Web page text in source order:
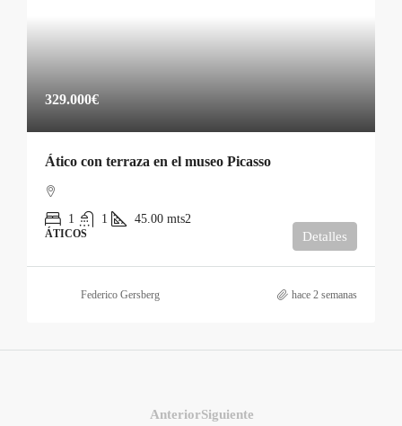
329.000€
Ático con terraza en el museo Picasso
1 1 45.00 mts2
ÁTICOS Detalles
Federico Gersberg hace 2 semanas
AnteriorSiguiente